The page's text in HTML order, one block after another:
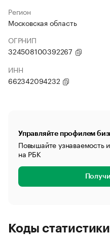
Регион
Московская область
ОГРНИП
324508100392267
ИНН
662342094232
Управляйте профилем
Повышайте узнаваемость
на РБК
Коды статистики